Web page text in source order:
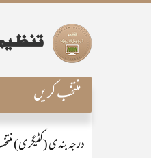
منتخب کریں
درجہ بندی (کٹیگری)